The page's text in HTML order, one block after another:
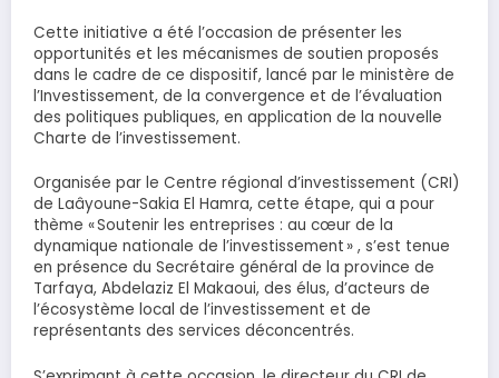
Cette initiative a été l’occasion de présenter les
opportunités et les mécanismes de soutien proposés
dans le cadre de ce dispositif, lancé par le ministère de
l’Investissement, de la convergence et de l’évaluation
des politiques publiques, en application de la nouvelle
Charte de l’investissement.
Organisée par le Centre régional d’investissement (CRI)
de Laâyoune-Sakia El Hamra, cette étape, qui a pour
thème « Soutenir les entreprises : au cœur de la
dynamique nationale de l’investissement » , s’est tenue
en présence du Secrétaire général de la province de
Tarfaya, Abdelaziz El Makaoui, des élus, d’acteurs de
l’écosystème local de l’investissement et de
représentants des services déconcentrés.